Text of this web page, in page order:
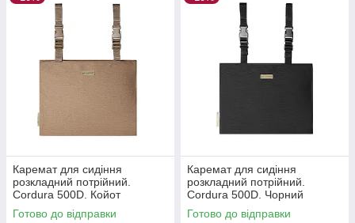
Каремат для сидіння
розкладний потрійний.
Cordura 500D. Койот
Готово до відправки
Каремат для сидіння
розкладний потрійний.
Cordura 500D. Чорний
Готово до відправки